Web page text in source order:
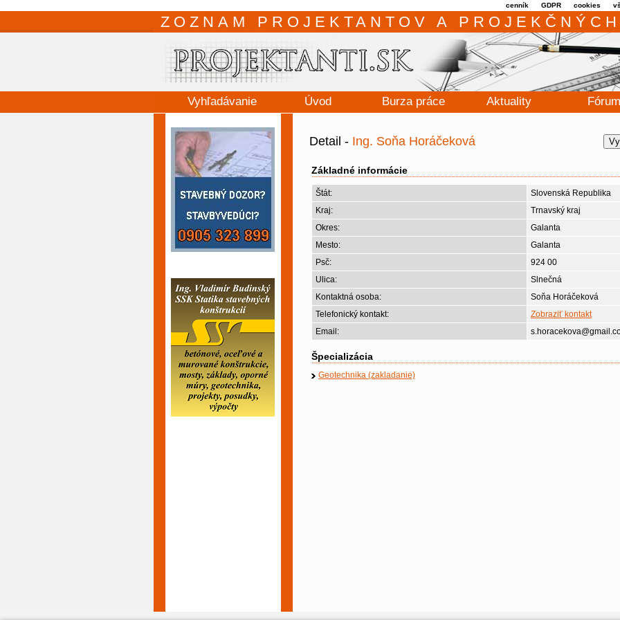
cenník GDPR cookies
ZOZNAM PROJEKTANTOV A
Vyhľadávanie Úvod Burza práce Aktuality Fórum
Detail - Ing. Soňa Horáčeková
Základné informácie
Štát:
Slovenská Republika
Kraj:
Trnavský kraj
Okres:
Galanta
Mesto:
Galanta
Psč:
924 00
Ulica:
Slnečná
Kontaktná osoba:
Soňa Horáčeková
Telefonický kontakt:
Zobraziť kontakt
Email:
Špecializácia
Geotechnika (zakladanie)